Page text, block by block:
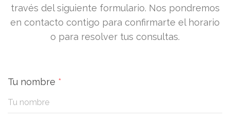
través del siguiente formulario. Nos pondremos
en contacto contigo para confirmarte el horario
o para resolver tus consultas.
Tu nombre *